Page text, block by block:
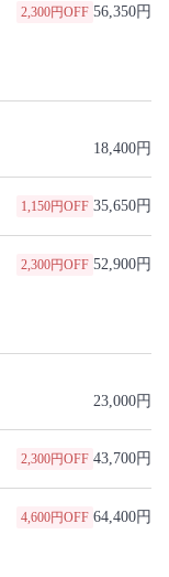
2,300円OFF 56,350円
18,400円
1,150円OFF 35,650円
2,300円OFF 52,900円
23,000円
2,300円OFF 43,700円
4,600円OFF 64,400円